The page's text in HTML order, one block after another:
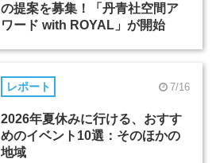
の提案を募集！「丹青社空間ア
ワード with ROYAL」が開始
レポート 7/16
2026年夏休みに行ける、おすす
めのイベント10選：そのほかの
地域